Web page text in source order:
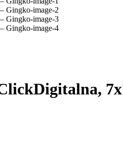
Digitalna,